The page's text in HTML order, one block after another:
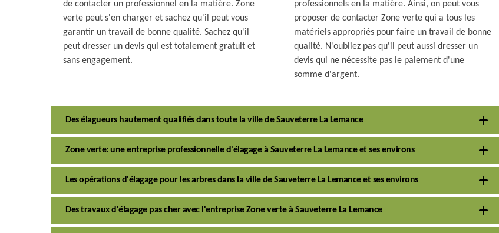
de contacter un professionnel en la matière. Zone
verte peut s'en charger et sachez qu'il peut vous
garantir un travail de bonne qualité. Sachez qu'il
peut dresser un devis qui est totalement gratuit et
sans engagement.
professionnels en la matière. Ainsi, on peut vous
proposer de contacter Zone verte qui a tous les
matériels appropriés pour faire un travail de bonne
qualité. N'oubliez pas qu'il peut aussi dresser un
devis qui ne nécessite pas le paiement d'une
somme d'argent.
Des élagueurs hautement qualifiés dans toute la ville de Sauveterre La Lemance
Zone verte: une entreprise professionnelle d'élagage à Sauveterre La Lemance et ses environs
Les opérations d'élagage pour les arbres dans la ville de Sauveterre La Lemance et ses environs
Des travaux d'élagage pas cher avec l'entreprise Zone verte à Sauveterre La Lemance